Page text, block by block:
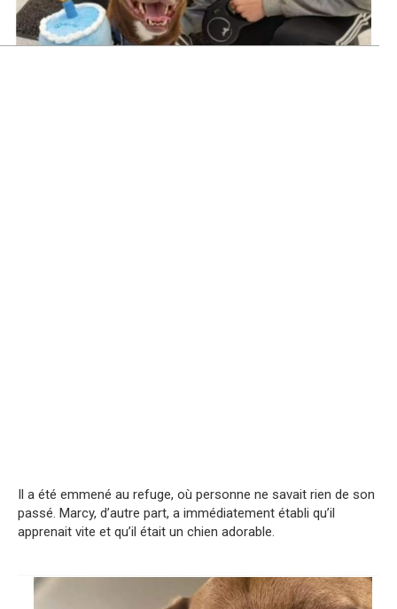
Il a été emmené au refuge, où personne ne savait rien de son
passé. Marcy, d’autre part, a immédiatement établi qu’il
apprenait vite et qu’il était un chien adorable.